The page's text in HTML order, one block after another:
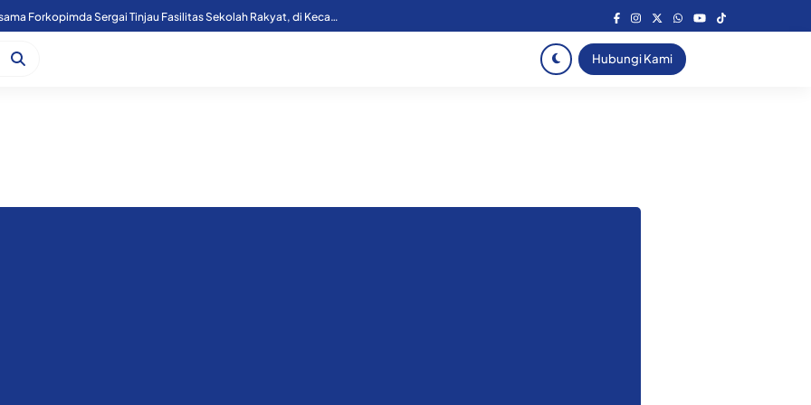
Kapoolres Sergai Bersama Forkopimda Sergai Tinjau Fasilitas Sekolah Rakyat, di Kecamatan Firdaus.
Hubungi Kami